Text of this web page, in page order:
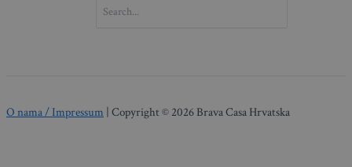
FOR:
O nama / Impressum | Copyright © 2026 Brava Casa Hrvatska